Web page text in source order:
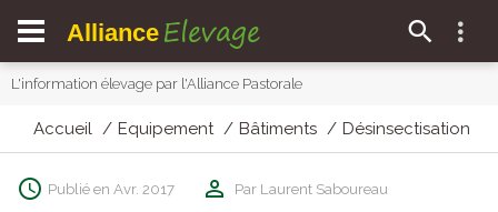
Alliance Elevage
L'information élevage par l'Alliance Pastorale
Accueil Equipement Bâtiments Désinsectisation
Publié en Avr. 2017 Par Laurent Saboureau